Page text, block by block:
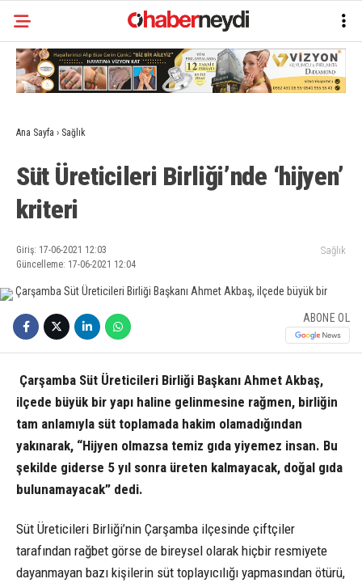
Ana Sayfa › Sağlık
Süt Üreticileri Birliği’nde ‘hijyen’
kriteri
Giriş: 17-06-2021 12:03
Güncelleme: 17-06-2021 12:04
Sağlık
ABONE OL
Çarşamba Süt Üreticileri Birliği Başkanı Ahmet Akbaş,
ilçede büyük bir yapı haline gelinmesine rağmen, birliğin
tam anlamıyla süt toplamada hakim olamadığından
yakınarak, “Hijyen olmazsa temiz gıda yiyemez insan. Bu
şekilde giderse 5 yıl sonra üreten kalmayacak, doğal gıda
bulunamayacak” dedi.
Süt Üreticileri Birliği’nin Çarşamba ilçesinde çiftçiler
tarafından rağbet görse de bireysel olarak hiçbir resmiyete
dayanmayan bazı kişilerin süt toplayıcılığı yapmasından ötürü,